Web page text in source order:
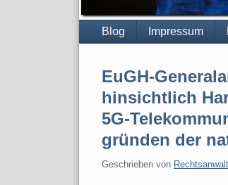
Blog Impressum
EuGH-
hinsichtlich
5G-
gründen der
Geschrieben von